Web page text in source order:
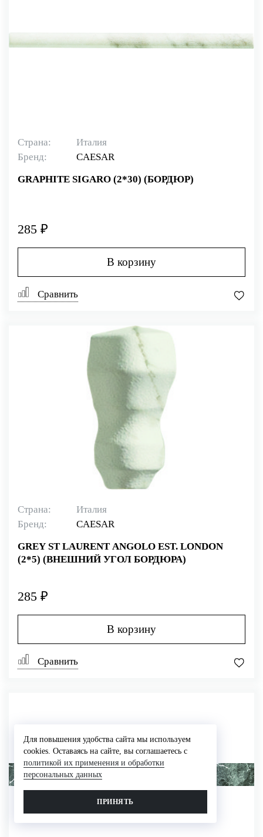
Страна:
Италия
Бренд:
CAESAR
GRAPHITE SIGARO (2*30) (БОРДЮР)
285 ₽
В корзину
Сравнить
Страна:
Италия
Бренд:
CAESAR
GREY ST LAURENT ANGOLO EST. LONDON
(2*5) (ВНЕШНИЙ УГОЛ БОРДЮРА)
285 ₽
В корзину
Сравнить
Для повышения удобства сайта мы используем
cookies. Оставаясь на сайте, вы соглашаетесь с
политикой их применения и обработки
персональных данных
ПРИНЯТЬ